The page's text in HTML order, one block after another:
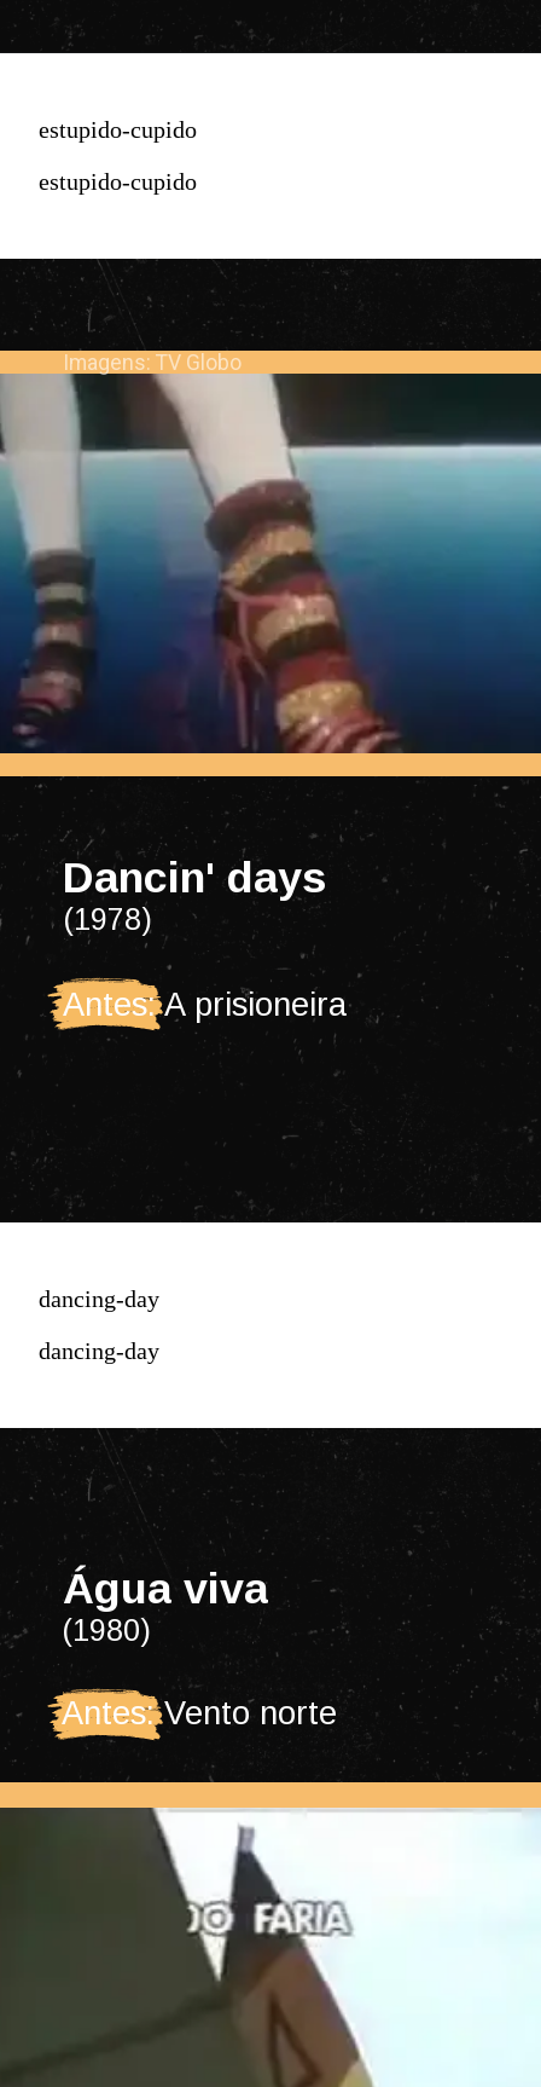
estupido-cupido
estupido-cupido
(1978)
Dancin' days
Antes: A prisioneira
Imagens: TV Globo
dancing-day
dancing-day
(1980)
Água viva
Antes: Vento norte